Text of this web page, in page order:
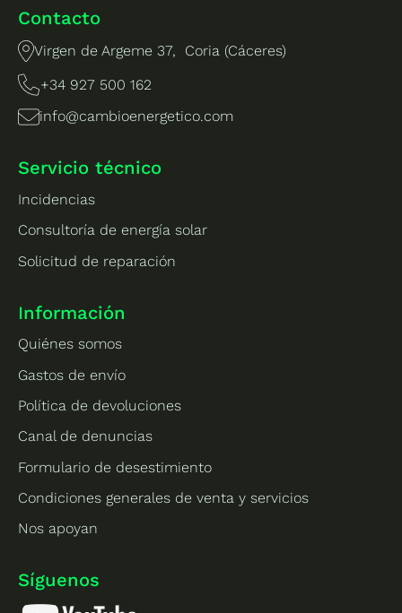
Contacto
Virgen de Argeme 37, Coria (Cáceres)
+34 927 500 162
info@cambioenergetico.com
Servicio técnico
Incidencias
Consultoría de energía solar
Solicitud de reparación
Información
Quiénes somos
Gastos de envío
Política de devoluciones
Canal de denuncias
Formulario de desestimiento
Condiciones generales de venta y servicios
Nos apoyan
Síguenos